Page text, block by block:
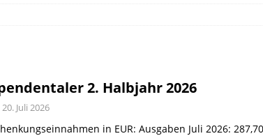
2. Halbjahr 2026
20. Juli 2026
in EUR: Ausgaben Juli 2026: 287,70